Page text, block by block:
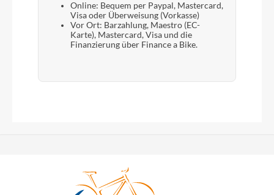
Online: Bequem per Paypal, Mastercard,
Visa oder Überweisung (Vorkasse)
Vor Ort: Barzahlung, Maestro (EC-
Karte), Mastercard, Visa und die
Finanzierung über Finance a Bike.